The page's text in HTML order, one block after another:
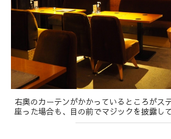
右奥のカーテンがかかっているところがス
座った場合も、目の前でマジックを披露し